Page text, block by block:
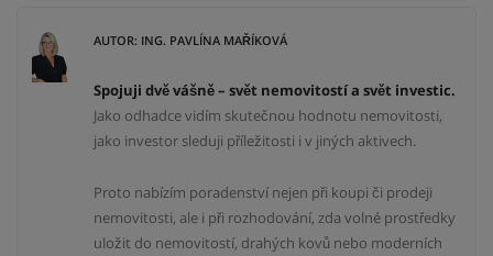
AUTOR: ING. PAVLÍNA MAŘÍKOVÁ
Spojuji dvě vášně – svět nemovitostí a svět investic.
Jako odhadce vidím skutečnou hodnotu nemovitosti,
jako investor sleduji příležitosti i v jiných aktivech.
Proto nabízím poradenství nejen při koupi či prodeji
nemovitosti, ale i při rozhodování, zda volné prostředky
uložit do nemovitostí, drahých kovů nebo moderních